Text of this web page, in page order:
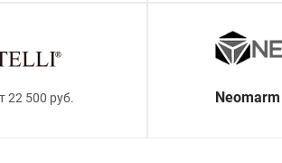
22 500 руб. Neomarm